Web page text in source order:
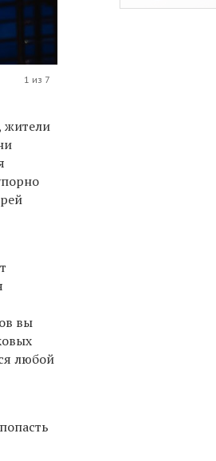
1 из 7
жители
вы
любой